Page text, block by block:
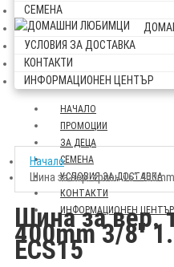
СЕМЕНА
УСЛОВИЯ ЗА ДОСТАВКА
КОНТАКТИ
ИНФОРМАЦИОНЕН ЦЕНТЪР
НАЧАЛО
ПРОМОЦИИ
ЗА ДЕЦА
СЕМЕНА
УСЛОВИЯ ЗА ДОСТАВКА
КОНТАКТИ
ИНФОРМАЦИОНЕН ЦЕНТЪР
Начало
Шина за вер. трион 16"
Шина за вер.
400mm 3/8"
ECS15